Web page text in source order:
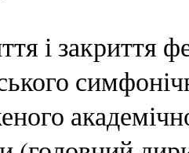
і закриття